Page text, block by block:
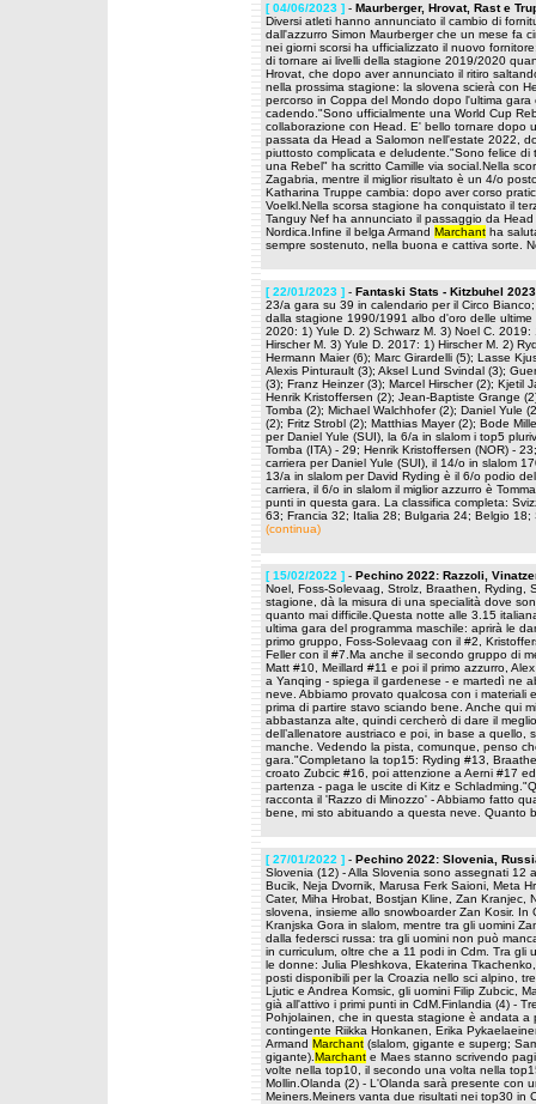
[ 04/06/2023 ] - Maurberger, Hrovat, Rast e
Diversi atleti hanno annunciato il cambio di
dall'azzurro Simon Maurberger che un mese fa
nei giorni scorsi ha ufficializzato il nuovo
di tornare ai livelli della stagione 2019/2020
Hrovat, che dopo aver annunciato il ritiro
nella prossima stagione: la slovena scierà con
percorso in Coppa del Mondo dopo l'ultima
cadendo."Sono ufficialmente una World Cup
collaborazione con Head. E' bello tornare dopo
passata da Head a Salomon nell'estate 2022,
piuttosto complicata e deludente."Sono felice
una Rebel" ha scritto Camille via social.Nella
Zagabria, mentre il miglior risultato è un 4/o
Katharina Truppe cambia: dopo aver corso
Voelkl.Nella scorsa stagione ha conquistato il
Tanguy Nef ha annunciato il passaggio da
Nordica.Infine il belga Armand Marchant ha
sempre sostenuto, nella buona e cattiva sorte.
[ 22/01/2023 ] - Fantaski Stats - Kitzbuhel
23/a gara su 39 in calendario per il Circo
dalla stagione 1990/1991 albo d'oro delle
2020: 1) Yule D. 2) Schwarz M. 3) Noel C.
Hirscher M. 3) Yule D. 2017: 1) Hirscher M. 2)
Hermann Maier (6); Marc Girardelli (5); Lasse
Alexis Pinturault (3); Aksel Lund Svindal (3);
(3); Franz Heinzer (3); Marcel Hirscher (2); Kjetil
Henrik Kristoffersen (2); Jean-Baptiste Grange
Tomba (2); Michael Walchhofer (2); Daniel Yule
(2); Fritz Strobl (2); Matthias Mayer (2); Bode
per Daniel Yule (SUI), la 6/a in slalom i top5
Tomba (ITA) - 29; Henrik Kristoffersen (NOR) -
carriera per Daniel Yule (SUI), il 14/o in slalom
13/a in slalom per David Ryding è il 6/o podio
carriera, il 6/o in slalom il miglior azzurro è
punti in questa gara. La classifica completa:
63; Francia 32; Italia 28; Bulgaria 24; Belgio
(continua)
[ 15/02/2022 ] - Pechino 2022: Razzoli,
Noel, Foss-Solevaag, Strolz, Braathen, Ryding,
stagione, dà la misura di una specialità dove
quanto mai difficile.Questa notte alle 3.15
ultima gara del programma maschile: aprirà le
primo gruppo, Foss-Solevaag con il #2,
Feller con il #7.Ma anche il secondo gruppo di
Matt #10, Meillard #11 e poi il primo azzurro,
a Yanqing - spiega il gardenese - e martedì ne
neve. Abbiamo provato qualcosa con i
prima di partire stavo sciando bene. Anche qui
abbastanza alte, quindi cercherò di dare il
dell’allenatore austriaco e poi, in base a
manche. Vedendo la pista, comunque, penso
gara."Completano la top15: Ryding #13,
croato Zubcic #16, poi attenzione a Aerni #17
partenza - paga le uscite di Kitz e
racconta il 'Razzo di Minozzo' - Abbiamo fatto
bene, mi sto abituando a questa neve. Quanto
[ 27/01/2022 ] - Pechino 2022: Slovenia,
Slovenia (12) - Alla Slovenia sono assegnati
Bucik, Neja Dvornik, Marusa Ferk Saioni, Meta
Cater, Miha Hrobat, Bostjan Kline, Zan Kranjec,
slovena, insieme allo snowboarder Zan Kosir.
Kranjska Gora in slalom, mentre tra gli uomini
dalla federsci russa: tra gli uomini non può
in curriculum, oltre che a 11 podi in Cdm. Tra gli
le donne: Julia Pleshkova, Ekaterina
posti disponibili per la Croazia nello sci alpino,
Ljutic e Andrea Komsic, gli uomini Filip Zubcic,
già all'attivo i primi punti in CdM.Finlandia (4) -
Pohjolainen, che in questa stagione è andata a
contingente Riikka Honkanen, Erika
Armand Marchant (slalom, gigante e superg;
gigante). Marchant e Maes stanno scrivendo
volte nella top10, il secondo una volta nella
Mollin.Olanda (2) - L'Olanda sarà presente con
Meiners.Meiners vanta due risultati nei top30